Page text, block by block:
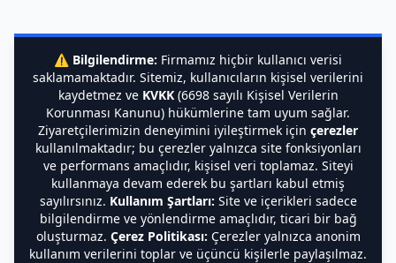
⚠️ Bilgilendirme: Firmamız hiçbir kullanıcı verisi
saklamamaktadır. Sitemiz, kullanıcıların kişisel verilerini
kaydetmez ve KVKK(6698 sayılı Kişisel Verilerin
Korunması Kanunu) hükümlerine tam uyum sağlar.
Ziyaretçilerimizin deneyimini iyileştirmek için çerezler
kullanılmaktadır; bu çerezler yalnızca site fonksiyonları
ve performans amaçlıdır, kişisel veri toplamaz. Siteyi
kullanmaya devam ederek bu şartları kabul etmiş
sayılırsınız. Kullanım Şartları: Site ve içerikleri sadece
bilgilendirme ve yönlendirme amaçlıdır, ticari bir bağ
oluşturmaz. Çerez Politikası: Çerezler yalnızca anonim
kullanım verilerini toplar ve üçüncü kişilerle paylaşılmaz.